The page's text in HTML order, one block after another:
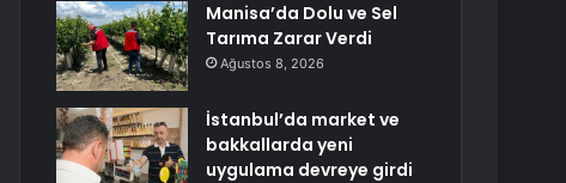
Manisa’da Dolu ve Sel
Tarıma Zarar Verdi
Ağustos 8, 2026
İstanbul’da market ve
bakkallarda yeni
uygulama devreye girdi